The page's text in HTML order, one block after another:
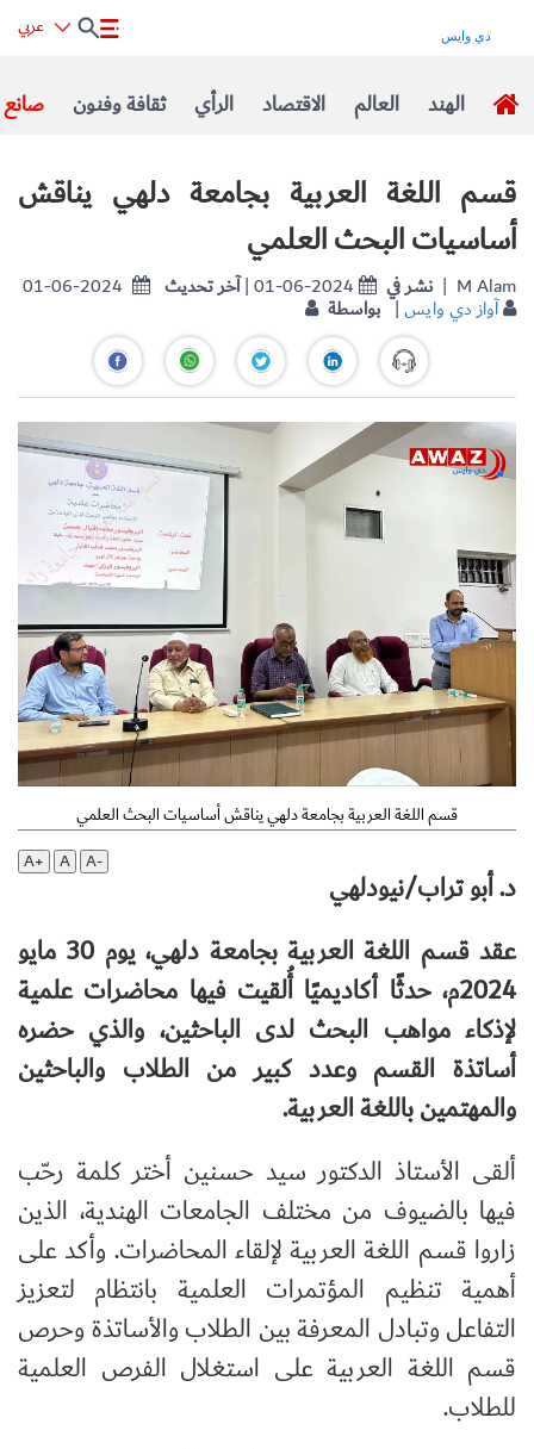
صانع ثقافة وفنون الرأي الاقتصاد العالم الهند
قسم اللغة العربية بجامعة دلهي يناقش
أساسيات البحث العلمي
01-06-2024 آخر تحديث| 01-06-2024 نشر في | M Alam
بواسطة|آواز دي وايس
قسم اللغة العربية بجامعة دلهي يناقش أساسيات البحث العلمي
A+
A A-
د. أبو تراب/نيودلهي
عقد قسم اللغة العربية بجامعة دلهي، يوم 30 مايو
2024م، حدثًا أكاديميًا أُلقيت فيها محاضرات علمية
لإذكاء مواهب البحث لدى الباحثين، والذي حضره
أساتذة القسم وعدد كبير من الطلاب والباحثين
والمهتمين باللغة العربية.
ألقى الأستاذ الدكتور سيد حسنين أختر كلمة رحّب
فيها بالضيوف من مختلف الجامعات الهندية، الذين
زاروا قسم اللغة العربية لإلقاء المحاضرات. وأكد على
أهمية تنظيم المؤتمرات العلمية بانتظام لتعزيز
التفاعل وتبادل المعرفة بين الطلاب والأساتذة وحرص
قسم اللغة العربية على استغلال الفرص العلمية
للطلاب.